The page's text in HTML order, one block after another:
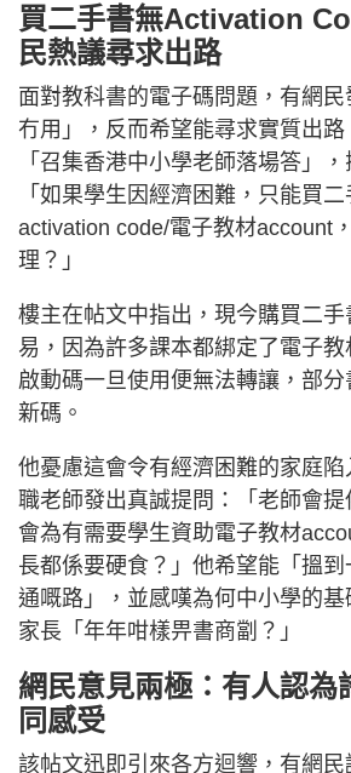
買二手書無Activation
民熱議尋求出路
面對教科書的電子碼問題，有網民
冇用」，反而希望能尋求實質出
「召集香港中小學老師落場答」
「如果學生因經濟困難，只能買
activation code/電子教材account
理？」
樓主在帖文中指出，現今購買二
易，因為許多課本都綁定了電子
啟動碼一旦使用便無法轉讓，部
新碼。
他憂慮這會令有經濟困難的家庭
職老師發出真誠提問：「老師會
會為有需要學生資助電子教材
長都係要硬食？」他希望能「搵
通嘅路」，並感嘆為何中小學的
家長「年年咁樣畀書商劏？」
網民意見兩極：有人認為
同感受
該帖文迅即引來各方迴響，有網